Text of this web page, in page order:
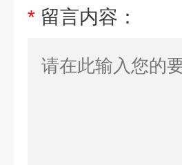
* 留言内容：